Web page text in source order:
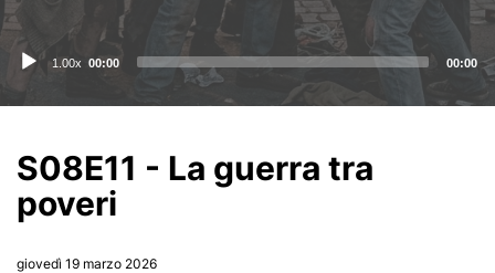
Audio 1.00x 00:00 00:00
S08E11 - La guerra tra
poveri
giovedì 19 marzo 2026